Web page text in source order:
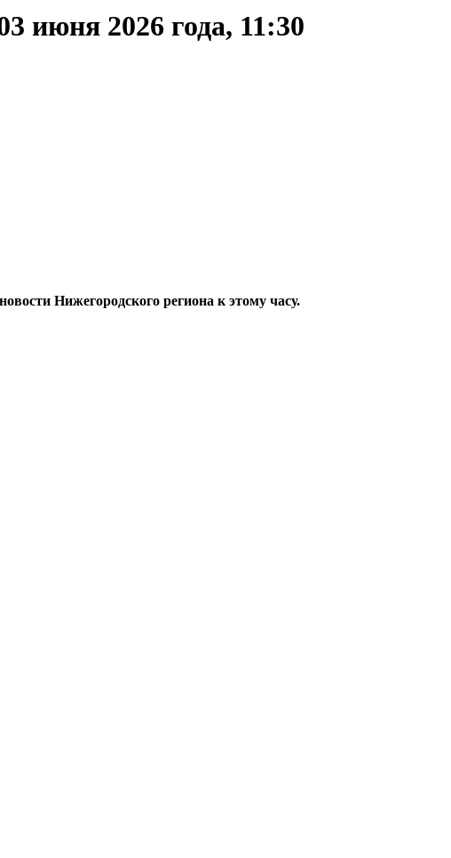
июня 2026 года, 11:30
Нижегородского региона к этому часу.